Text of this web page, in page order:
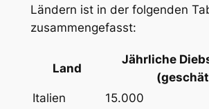
Ländern ist in der folgenden​
zusammengefasst:
Land
Jährliche
Italien
15.000